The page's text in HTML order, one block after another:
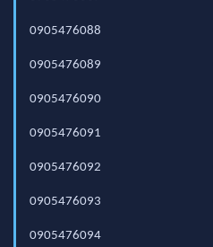
0905476088
0905476089
0905476090
0905476091
0905476092
0905476093
0905476094